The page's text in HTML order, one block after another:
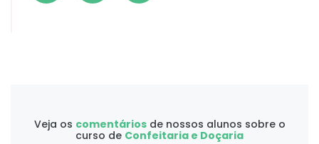
Veja os comentáriosde nossos alunos sobre o
curso de Confeitaria e Doçaria